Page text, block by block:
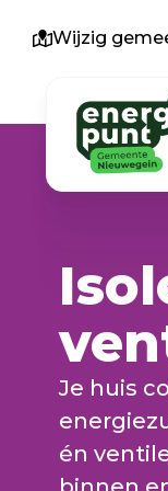
Wijzig
Je huis
én